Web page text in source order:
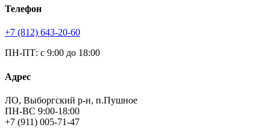
Телефон
+7 (812) 643-20-60
ПН-ПТ: с 9:00 до 18:00
Адрес
ЛО, Выборгский р-н, п.Пушное
ПН-ВС 9:00-18:00
+7 (911) 005-71-47